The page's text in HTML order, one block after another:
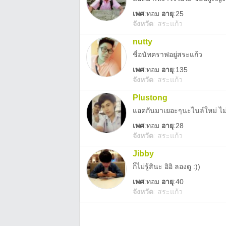
เพศ:ทอม อายุ:25
จังหวัด: สระแก้ว
nutty
ชื่อนัทคราฟอยู่สระแก้ว
เพศ:ทอม อายุ:135
จังหวัด: สระแก้ว
Plustong
แอดกันมาเยอะๆนะไนล์ใหม่ ไ
เพศ:ทอม อายุ:28
จังหวัด: สระแก้ว
Jibby
ก็ไม่รู้สินะ อิอิ ลองดู :))
เพศ:ทอม อายุ:40
จังหวัด: สระแก้ว